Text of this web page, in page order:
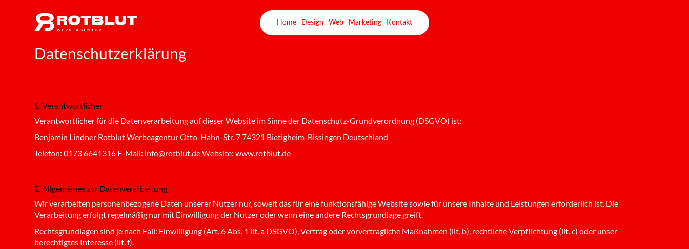
Home Design Web Marketing Kontakt
Datenschutzerklärung
1. Verantwortlicher
Verantwortlicher für die Datenverarbeitung auf dieser Website im Sinne der Datenschutz-Grundverordnung (DSGVO) ist:
Benjamin Lindner Rotblut Werbeagentur Otto-Hahn-Str. 7 74321 Bietigheim-Bissingen Deutschland
Telefon: 0173 6641316 E-Mail: info@rotblut.de Website: www.rotblut.de
2. Allgemeines zur Datenverarbeitung
Wir verarbeiten personenbezogene Daten unserer Nutzer nur, soweit das für eine funktionsfähige Website sowie für unsere Inhalte und Leistungen erforderlich ist. Die
Verarbeitung erfolgt regelmäßig nur mit Einwilligung der Nutzer oder wenn eine andere Rechtsgrundlage greift.
Rechtsgrundlagen sind je nach Fall: Einwilligung (Art. 6 Abs. 1 lit. a DSGVO), Vertrag oder vorvertragliche Maßnahmen (lit. b), rechtliche Verpflichtung (lit. c) oder unser
berechtigtes Interesse (lit. f).